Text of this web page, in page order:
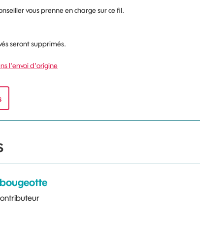
vous prenne en charge sur ce fil.
seront supprimés.
l'envoi d'origine